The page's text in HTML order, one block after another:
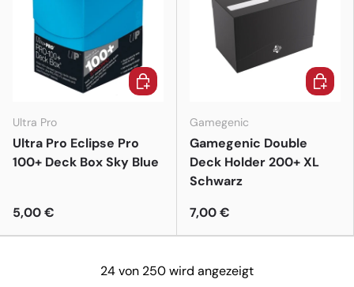
Ultra Pro
Ultra Pro Eclipse Pro
100+ Deck Box Sky Blue
5,00 €
In den Warenkorb
Gamegenic
Gamegenic Double
Deck Holder 200+ XL
Schwarz
7,00 €
In den
24 von 250 wird angezeigt